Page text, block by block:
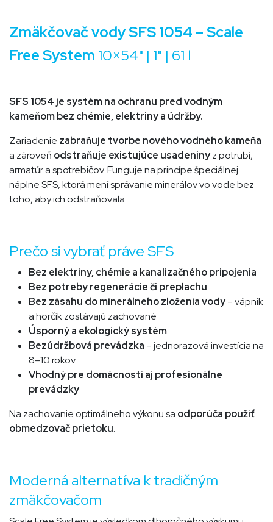
Zmäkčovač vody SFS 1054 – Scale
Free System 10×54" | 1" | 61 l
SFS 1054 je systém na ochranu pred vodným
kameňom bez chémie, elektriny a údržby.
Zariadenie zabraňuje tvorbe nového vodného kameňa
a zároveň odstraňuje existujúce usadeninyz potrubí,
armatúr a spotrebičov. Funguje na princípe špeciálnej
náplne SFS, ktorá mení správanie minerálov vo vode bez
toho, aby ich odstraňovala.
Prečo si vybrať práve SFS
Bez elektriny, chémie a kanalizačného pripojenia
Bez potreby regenerácie či preplachu
Bez zásahu do minerálneho zloženia vody– vápnik
a horčík zostávajú zachované
Úsporný a ekologický systém
Bezúdržbová prevádzka – jednorazová investícia na
8–10 rokov
Vhodný pre domácnosti aj profesionálne
prevádzky
Na zachovanie optimálneho výkonu sa odporúča použiť
obmedzovač prietoku.
Moderná alternatíva k tradičným
zmäkčovačom